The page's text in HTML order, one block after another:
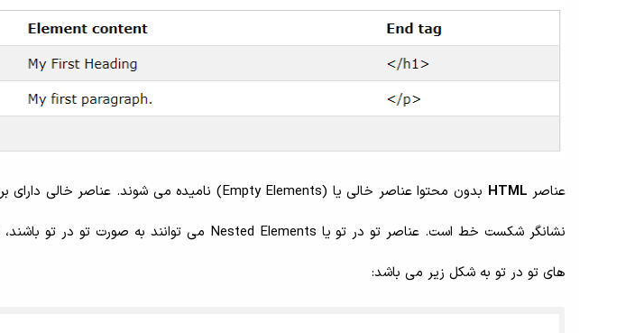
عناصر HTML
نشانگر شکست خط است. عناصر تو در تو یا Nested Elements می توانند به صورت تو در تو باشند، مانند خود سند
های تو در تو به شکل زیر می باشد: